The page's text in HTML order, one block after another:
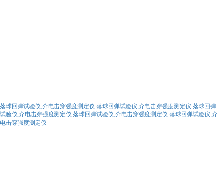
落球回弹试验仪,介电击穿强度测定仪 落球回弹试验仪,介电击穿强度测定仪 落球回弹
试验仪,介电击穿强度测定仪 落球回弹试验仪,介电击穿强度测定仪 落球回弹试验仪,介
电击穿强度测定仪